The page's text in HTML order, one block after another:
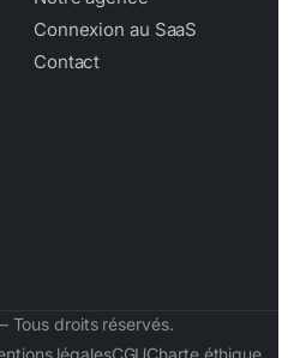
Connexion au SaaS
Contact
Tous droits réservés.
légalesCGUCharte éthique